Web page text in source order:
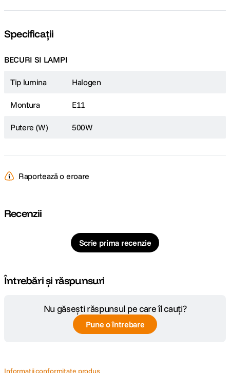
Specificații
BECURI SI LAMPI
Tip lumina Halogen
Montura E11
Putere (W) 500W
Raportează o eroare
Recenzii
Scrie prima recenzie
Întrebări și răspunsuri
Nu găsești răspunsul pe care îl cauți?
Pune o întrebare
Informatii conformitate produs